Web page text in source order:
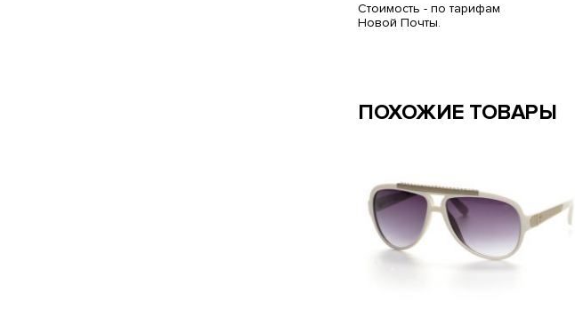
Стоимость - по тарифам
Новой Почты.
ПОХОЖИЕ ТОВАРЫ